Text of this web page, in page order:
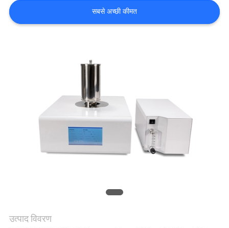
एक
उद्धरण
साइटमैप
PRIVACY
सबसे अच्छी कीमत
उत्पाद विवरण